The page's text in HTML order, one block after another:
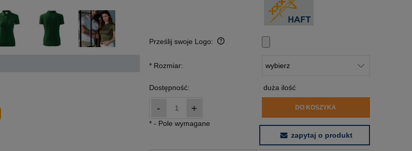
Prześlij swoje Logo:
* Rozmiar:
Dostępność: duża ilość
- + DO KOSZYKA
* - Pole wymagane
zapytaj o produkt